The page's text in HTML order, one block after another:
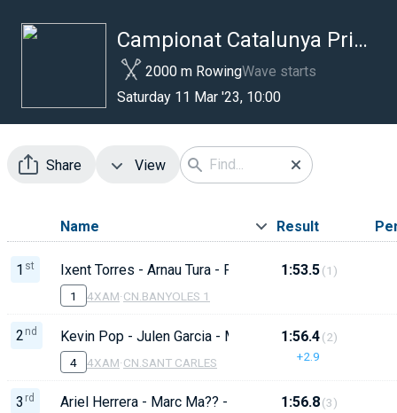
Campionat Catalunya Primavera
2000 m RowingWave starts
Saturday 11 Mar '23, 10:00
Share View
Name Result
1 st Ixent Torres - Arnau Tura - Ferran Ba?eres - Biel
1 4XAM·CN.BANYOLES 1
1:53.5(1)
2 nd Kevin Pop - Julen Garcia - Marti Navarro - Arnau Vega
4 4XAM·CN.SANT CARLES
1:56.4
+2.9
(2)
3 rd Ariel Herrera - Marc Ma?? - Joel Torres - Guillem
1:56.8(3)